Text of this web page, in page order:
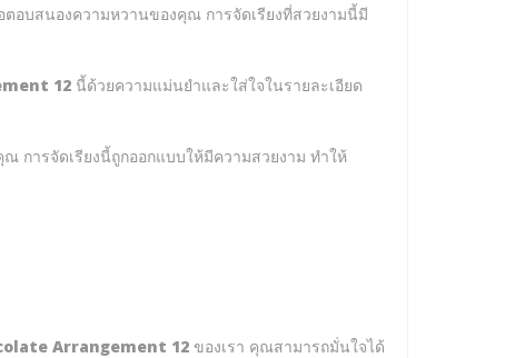
ตอบสนองความหวานของคุณ การจัดเรียงที่สวยงามนี้มี
12 นี้ด้วยความแม่นยำและใส่ใจในรายละเอียด
การจัดเรียงนี้ถูกออกแบบให้มีความสวยงาม ทำให้
Arrangement 12 ของเรา คุณสามารถมั่นใจได้